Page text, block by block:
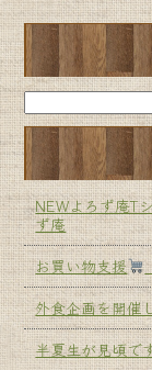
NEWよろず庵T
ず庵
お買い物支援
外食企画を開催
半夏生が見頃で